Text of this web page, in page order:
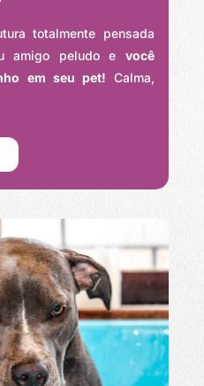
totalmente pensada
amigo peludo e você
em seu pet! Calma,